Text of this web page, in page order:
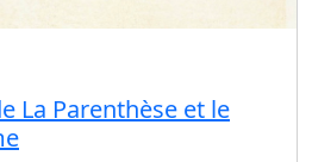
La Parenthèse et le